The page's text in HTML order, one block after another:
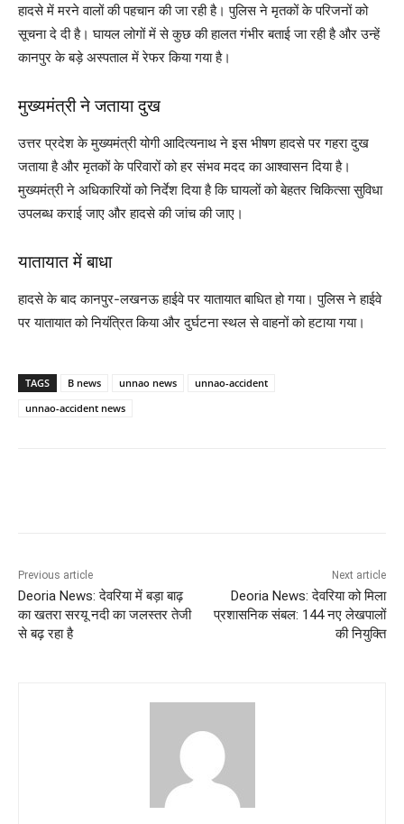
हादसे में मरने वालों की पहचान की जा रही है। पुलिस ने मृतकों के परिजनों को
सूचना दे दी है। घायल लोगों में से कुछ की हालत गंभीर बताई जा रही है और उन्हें
कानपुर के बड़े अस्पताल में रेफर किया गया है।
मुख्यमंत्री ने जताया दुख
उत्तर प्रदेश के मुख्यमंत्री योगी आदित्यनाथ ने इस भीषण हादसे पर गहरा दुख
जताया है और मृतकों के परिवारों को हर संभव मदद का आश्वासन दिया है।
मुख्यमंत्री ने अधिकारियों को निर्देश दिया है कि घायलों को बेहतर चिकित्सा सुविधा
उपलब्ध कराई जाए और हादसे की जांच की जाए।
यातायात में बाधा
हादसे के बाद कानपुर-लखनऊ हाईवे पर यातायात बाधित हो गया। पुलिस ने हाईवे
पर यातायात को नियंत्रित किया और दुर्घटना स्थल से वाहनों को हटाया गया।
TAGS B news unnao news
unnao-accident
unnao-accident news
Previous article
Deoria News: देवरिया में बड़ा बाढ़
का खतरा सरयू नदी का जलस्तर तेजी
से बढ़ रहा है
Next article
Deoria News: देवरिया को मिला
प्रशासनिक संबल: 144 नए लेखपालों
की नियुक्ति